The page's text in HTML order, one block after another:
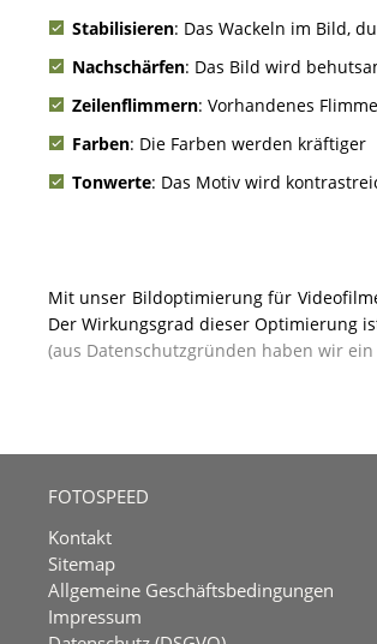
Stabilisieren: Das Wackeln im Bild,
Nachschärfen: Das Bild wird
Zeilenflimmern: Vorhandenes
Farben: Die Farben werden kräftiger
Tonwerte: Das Motiv wird
Mit unser Bildoptimierung für
Der Wirkungsgrad dieser Optimierung
(aus Datenschutzgründen haben wir
FOTOSPEED
Kontakt
Sitemap
Allgemeine Geschäftsbedingungen
Impressum